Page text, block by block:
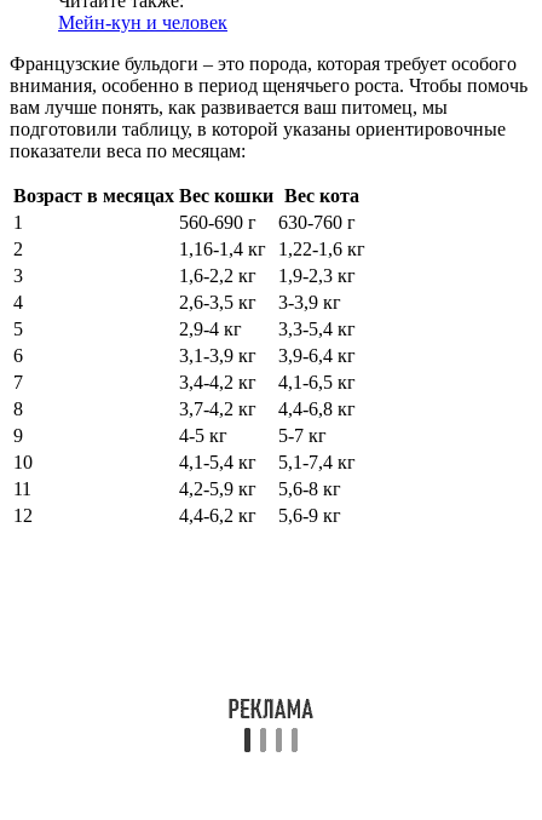
Мейн-кун и человек
Французские бульдоги – это порода, которая требует особого
внимания, особенно в период щенячьего роста. Чтобы помочь
вам лучше понять, как развивается ваш питомец, мы
подготовили таблицу, в которой указаны ориентировочные
показатели веса по месяцам:
Возраст в месяцах Вес кошки Вес кота
1
560-690 г
630-760 г
2
1,16-1,4 кг
1,22-1,6 кг
3
1,6-2,2 кг
1,9-2,3 кг
4
2,6-3,5 кг
3-3,9 кг
5
2,9-4 кг
3,3-5,4 кг
6
3,1-3,9 кг
3,9-6,4 кг
7
3,4-4,2 кг
4,1-6,5 кг
8
3,7-4,2 кг
4,4-6,8 кг
9
4-5 кг
5-7 кг
10
4,1-5,4 кг
5,1-7,4 кг
11
4,2-5,9 кг
5,6-8 кг
12
4,4-6,2 кг 5,6-9 кг